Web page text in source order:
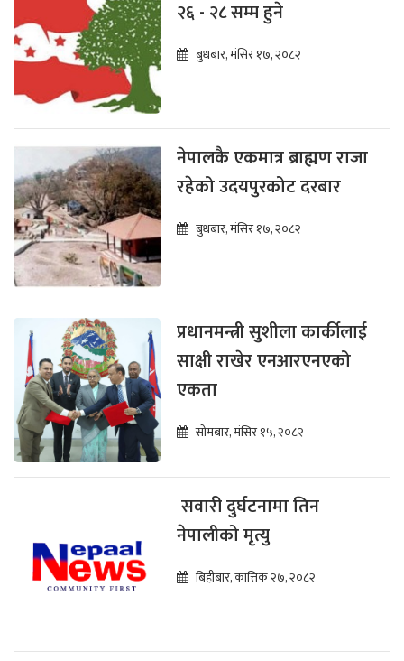
२६ - २८ सम्म हुने
बुधबार, मंसिर १७, २०८२
नेपालकै एकमात्र ब्राह्मण राजा
रहेको उदयपुरकोट दरबार
बुधबार, मंसिर १७, २०८२
प्रधानमन्त्री सुशीला कार्कीलाई
साक्षी राखेर एनआरएनएको
एकता
सोमबार, मंसिर १५, २०८२
सवारी दुर्घटनामा तिन
नेपालीको मृत्यु
बिहीबार, कात्तिक २७, २०८२